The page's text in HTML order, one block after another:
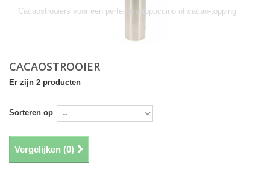
Cacaostrooiers voor een perfecte cappuccino of cacao-topping
CACAOSTROOIER
Er zijn 2 producten
Sorteren op
Vergelijken (0)